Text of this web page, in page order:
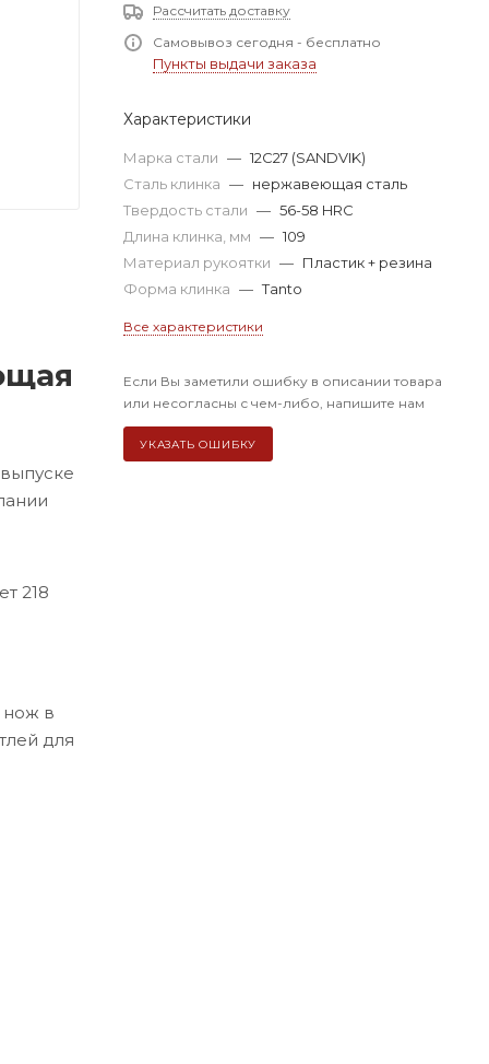
218
нож в
для
Рассчитать доставку
Самовывоз сегодня - бесплатно
Пункты выдачи заказа
Характеристики
Марка стали — 12C27 (SANDVIK)
Сталь клинка — нержавеющая сталь
Твердость стали — 56-58 HRC
Длина клинка, мм — 109
Материал рукоятки — Пластик + резина
Форма клинка — Tanto
Все характеристики
Если Вы заметили ошибку в описании товара
или несогласны с чем-либо, напишите нам
УКАЗАТЬ ОШИБКУ